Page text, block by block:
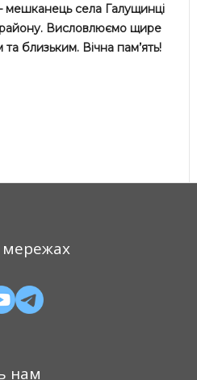
мешканець села Галущинці
району. Висловлюємо щире
та близьким. Вічна пам’ять!
нам